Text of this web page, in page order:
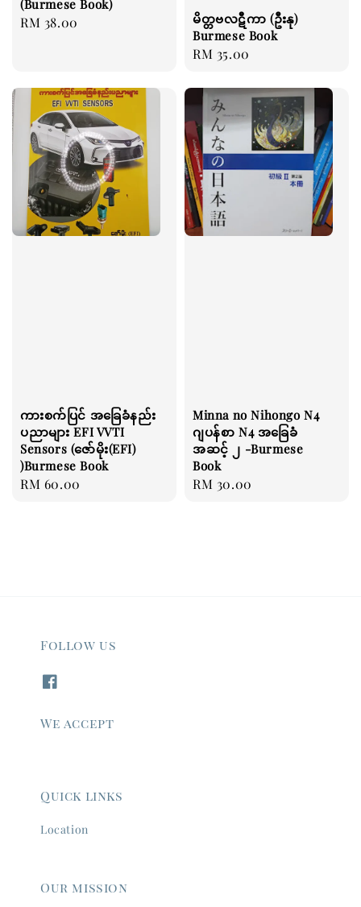
(Burmese Book)
Regular
RM 38.00
မိတ္တဗလဋီကာ (ဦးနု)
Burmese Book
Regular
RM 35.00
ကားစက်ပြင် အခြေခံနည်း
ပညာများ EFI VVTI
Sensors (ဇော်မိုး(EFI)
)Burmese Book
Regular
RM 60.00
Minna no Nihongo N4
ဂျပန်စာ N4 အခြေခံ
အဆင့် ၂ -Burmese
Book
Regular
RM 30.00
Follow us
We accept
Quick links
Location
Our mission